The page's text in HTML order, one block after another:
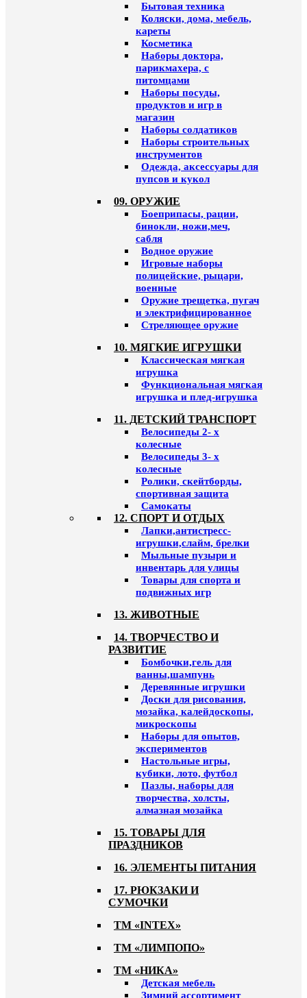
Бытовая техника
Коляски, дома, мебель,
кареты
Косметика
Наборы доктора,
парикмахера, с
питомцами
Наборы посуды,
продуктов и игр в
магазин
Наборы солдатиков
Наборы строительных
инструментов
Одежда, аксессуары для
пупсов и кукол
09. ОРУЖИЕ
Боеприпасы, рации,
бинокли, ножи,меч,
сабля
Водное оружие
Игровые наборы
полицейские, рыцари,
военные
Оружие трещетка, пугач
и электрифицированное
Стреляющее оружие
10. МЯГКИЕ ИГРУШКИ
Классическая мягкая
игрушка
Функциональная мягкая
игрушка и плед-игрушка
11. ДЕТСКИЙ ТРАНСПОРТ
Велосипеды 2- х
колесные
Велосипеды 3- х
колесные
Ролики, скейтборды,
спортивная защита
Самокаты
12. СПОРТ И ОТДЫХ
Лапки,антистресс-
игрушки,слайм, брелки
Мыльные пузыри и
инвентарь для улицы
Товары для спорта и
подвижных игр
13. ЖИВОТНЫЕ
14. ТВОРЧЕСТВО И
РАЗВИТИЕ
Бомбочки,гель для
ванны,шампунь
Деревянные игрушки
Доски для рисования,
мозайка, калейдоскопы,
микроскопы
Наборы для опытов,
экспериментов
Настольные игры,
кубики, лото, футбол
Пазлы, наборы для
творчества, холсты,
алмазная мозайка
15. ТОВАРЫ ДЛЯ
ПРАЗДНИКОВ
16. ЭЛЕМЕНТЫ ПИТАНИЯ
17. РЮКЗАКИ И
СУМОЧКИ
ТМ «INTEX»
ТМ «ЛИМПОПО»
ТМ «НИКА»
Детская мебель
Зимний ассортимент